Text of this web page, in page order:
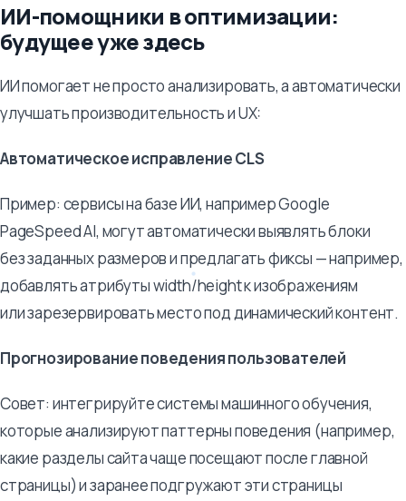
ИИ-помощники в оптимизации:
будущее уже здесь
ИИ помогает не просто анализировать, а автоматически
улучшать производительность и UX:
Автоматическое исправление CLS
Пример: сервисы на базе ИИ, например Google
PageSpeed AI, могут автоматически выявлять блоки
без заданных размеров и предлагать фиксы — например,
добавлять атрибуты width/height к изображениям
или зарезервировать место под динамический контент.
Прогнозирование поведения пользователей
Совет: интегрируйте системы машинного обучения,
которые анализируют паттерны поведения (например,
какие разделы сайта чаще посещают после главной
страницы) и заранее подгружают эти страницы